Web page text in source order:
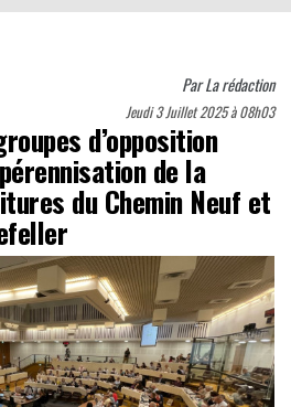
ParLa rédaction
Jeudi 3 Juillet 2025 à 08h03
d’opposition
de la
du Chemin Neuf et